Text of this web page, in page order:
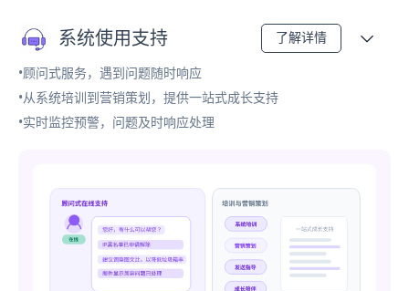
系统使用支持 了解详情
•顾问式服务，遇到问题随时响应
•从系统培训到营销策划，提供一站式成长支持
•实时监控预警，问题及时响应处理